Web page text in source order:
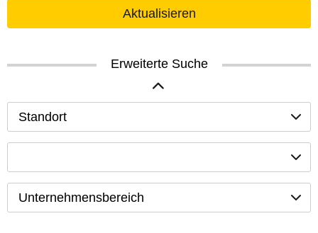
Aktualisieren
Erweiterte Suche
Standort
Unternehmensbereich